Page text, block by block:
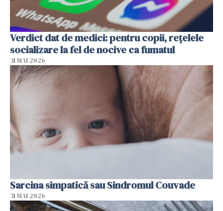
Verdict dat de medici: pentru copii, rețelele
socializare la fel de nocive ca fumatul
31 MAI 2026
Sarcina simpatică sau Sindromul Couvade
31 MAI 2026